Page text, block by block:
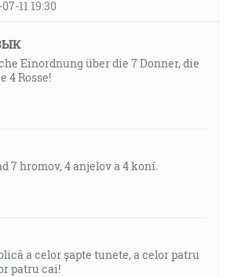
11 19:30
Einordnung über die 7 Donner, die
4 Rosse!
7 hromov, 4 anjelov a 4 koní.
a celor șapte tunete, a celor patru
patru cai!